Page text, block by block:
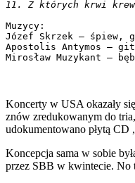
Muzycy:
Józef Skrzek – śpiew,
Apostolis Antymos –
Koncerty w USA okazały
znów zredukowanym do
udokumentowano płytą CD
Koncepcja sama w sobie
przez SBB w kwintecie. No